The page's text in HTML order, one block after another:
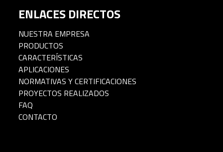
ENLACES DIRECTOS
NUESTRA EMPRESA
PRODUCTOS
CARACTERÍSTICAS
APLICACIONES
NORMATIVAS Y CERTIFICACIONES
PROYECTOS REALIZADOS
FAQ
CONTACTO